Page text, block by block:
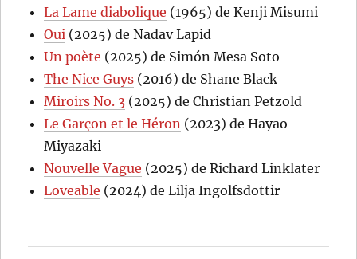
La Lame diabolique (1965) de Kenji Misumi
Oui (2025) de Nadav Lapid
Un poète (2025) de Simón Mesa Soto
The Nice Guys (2016) de Shane Black
Miroirs No. 3 (2025) de Christian Petzold
Le Garçon et le Héron (2023) de Hayao
Miyazaki
Nouvelle Vague (2025) de Richard Linklater
Loveable (2024) de Lilja Ingolfsdottir